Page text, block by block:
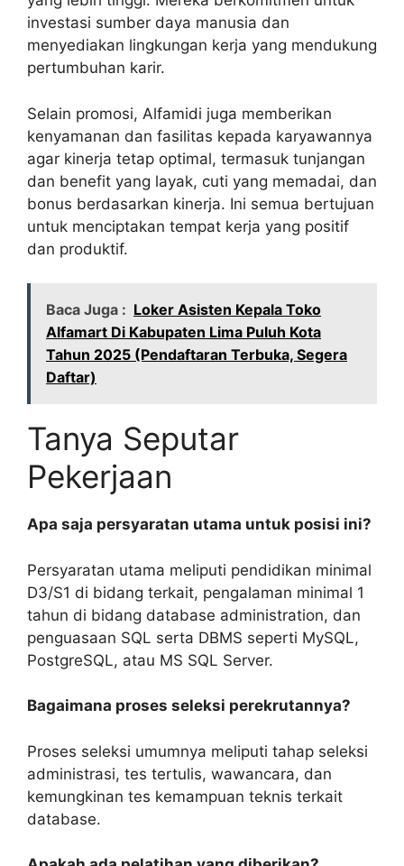
investasi sumber daya manusia dan
menyediakan lingkungan kerja yang mendukung
pertumbuhan karir.
Selain promosi, Alfamidi juga memberikan
kenyamanan dan fasilitas kepada karyawannya
agar kinerja tetap optimal, termasuk tunjangan
dan benefit yang layak, cuti yang memadai, dan
bonus berdasarkan kinerja. Ini semua bertujuan
untuk menciptakan tempat kerja yang positif
dan produktif.
Baca Juga : Loker Asisten Kepala Toko
Alfamart Di Kabupaten Lima Puluh Kota
Tahun 2025 (Pendaftaran Terbuka, Segera
Daftar)
Tanya Seputar
Pekerjaan
Apa saja persyaratan utama untuk posisi ini?
Persyaratan utama meliputi pendidikan minimal
D3/S1 di bidang terkait, pengalaman minimal 1
tahun di bidang database administration, dan
penguasaan SQL serta DBMS seperti MySQL,
PostgreSQL, atau MS SQL Server.
Bagaimana proses seleksi perekrutannya?
Proses seleksi umumnya meliputi tahap seleksi
administrasi, tes tertulis, wawancara, dan
kemungkinan tes kemampuan teknis terkait
database.